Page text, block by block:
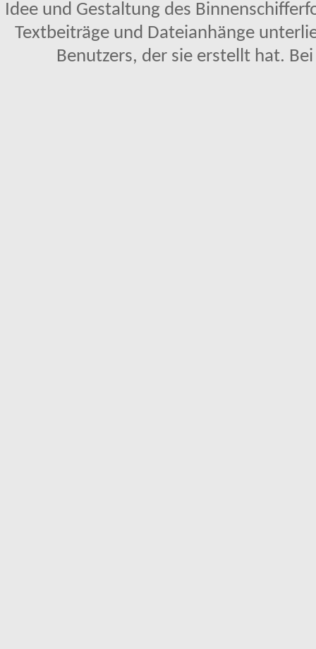
Idee und Gestaltung des
Textbeiträge und Dateianhänge
Benutzers, der sie erstellt hat.